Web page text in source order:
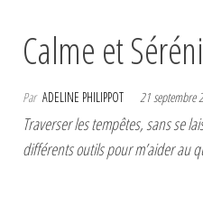
Calme et
Par ADELINE PHILIPPOT 21 septembre
Traverser les tempêtes, sans se
différents outils pour m’aider au